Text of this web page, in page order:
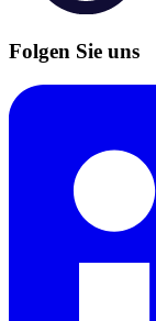
Folgen Sie uns